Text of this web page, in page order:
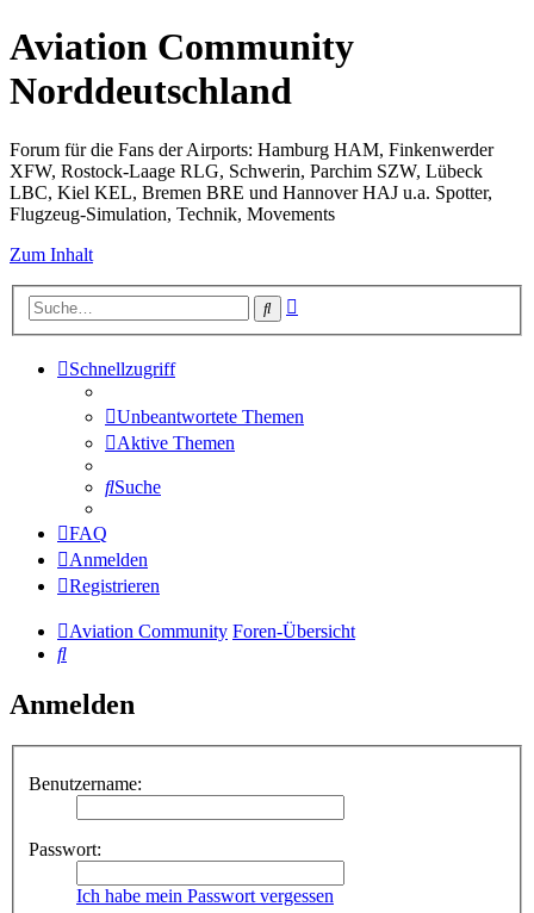
Aviation Community
Norddeutschland
Forum für die Fans der Airports: Hamburg HAM, Finkenwerder
XFW, Rostock-Laage RLG, Schwerin, Parchim SZW, Lübeck
LBC, Kiel KEL, Bremen BRE und Hannover HAJ u.a. Spotter,
Flugzeug-Simulation, Technik, Movements
Zum Inhalt
Suche
Schnellzugriff
Unbeantwortete Themen
Aktive Themen
Suche
FAQ
Anmelden
Registrieren
Aviation Community Foren-Übersicht
Suche
Anmelden
Benutzername:
Passwort:
Ich habe mein Passwort vergessen